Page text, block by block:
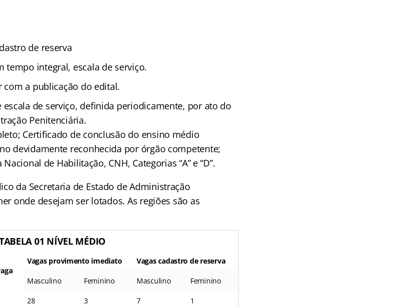
de reserva
tempo integral, escala de serviço.
com a publicação do edital.
escala de serviço, definida periodicamente, por ato do
Penitenciária.
Certificado de conclusão do ensino médio
devidamente reconhecida por órgão competente;
de Habilitação, CNH, Categorias “A” e “D”.
da Secretaria de Estado de Administração
onde desejam ser lotados. As regiões são as
01 NÍVEL MÉDIO
Vagas provimento imediato Vagas cadastro de reserva
Masculino Feminino Masculino Feminino
28 3 7 1